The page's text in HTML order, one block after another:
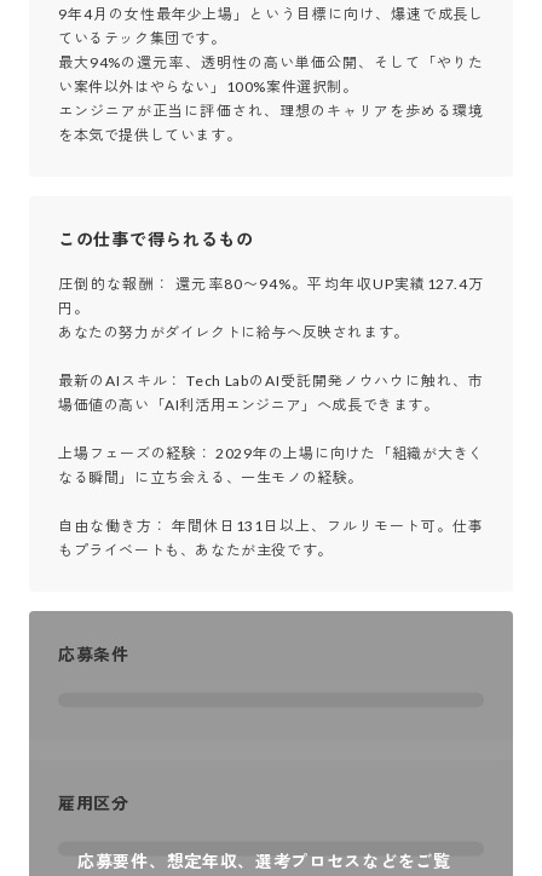
9年4月の女性最年少上場」という目標に向け、爆速で成長し
ているテック集団です。
最大94%の還元率、透明性の高い単価公開、そして「やりた
い案件以外はやらない」100%案件選択制。
エンジニアが正当に評価され、理想のキャリアを歩める環境
を本気で提供しています。
この仕事で得られるもの
圧倒的な報酬： 還元率80〜94%。平均年収UP実績127.4万
円。
あなたの努力がダイレクトに給与へ反映されます。
最新のAIスキル： Tech LabのAI受託開発ノウハウに触れ、市
場価値の高い「AI利活用エンジニア」へ成長できます。
上場フェーズの経験： 2029年の上場に向けた「組織が大きく
なる瞬間」に立ち会える、一生モノの経験。
自由な働き方： 年間休日131日以上、フルリモート可。仕事
もプライベートも、あなたが主役です。
応募要件、想定年収、選考プロセスなどをご覧
応募条件
雇用区分